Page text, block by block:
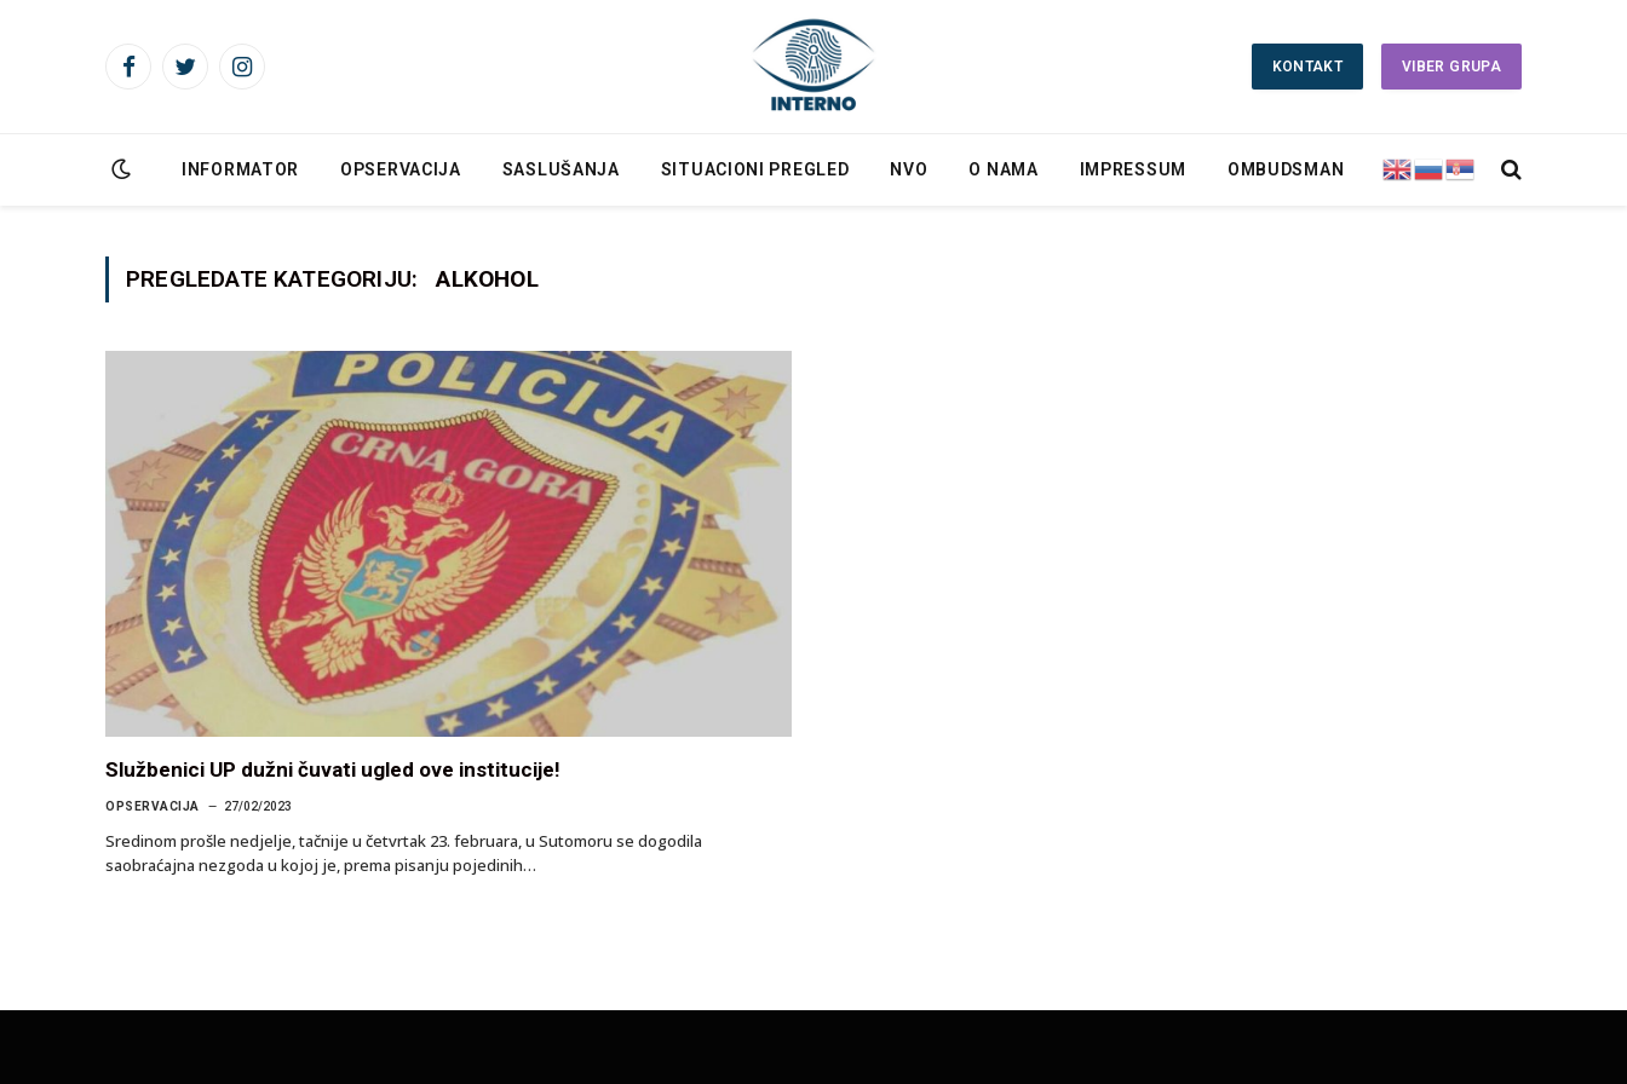
FacebookTwitterInstagram
KONTAKT VIBER GRUPA
INFORMATOR OPSERVACIJA SASLUŠANJA SITUACIONI PREGLED NVO O NAMA IMPRESSUM OMBUDSMAN
PREGLEDATE KATEGORIJU: ALKOHOL
Službenici UP dužni čuvati ugled ove institucije!
OPSERVACIJA 27/02/2023
Sredinom prošle nedjelje, tačnije u četvrtak 23. februara, u Sutomoru se dogodila
saobraćajna nezgoda u kojoj je, prema pisanju pojedinih…